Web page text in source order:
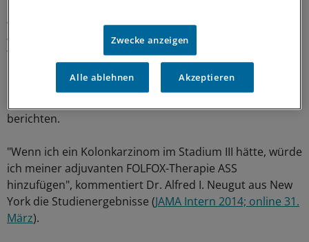
Aus der Studie geht zudem hervor, dass der Nutzen von
ASS unabhängig davon war, ob die Krebszellen viel oder
wenig von dem Enzym COX-2 synthetisieren, das - wie
COX-1 - von ASS gehemmt wird. Frühere Studien hatten
ergeben, dass der Nutzen von ASS sehr wohl mit einer
berichten.
"Wenn ich ein Kolonkarzinom im Stadium III hätte, würde
ich meiner adjuvanten FOLFOX-Therapie ASS
hinzufügen", kommentiert Dr. Alfred I. Neugut aus New
York die Studienergebnisse (JAMA Intern 2014; online 31.
März).
Zwecke anzeigen
Alle ablehnen Akzeptieren